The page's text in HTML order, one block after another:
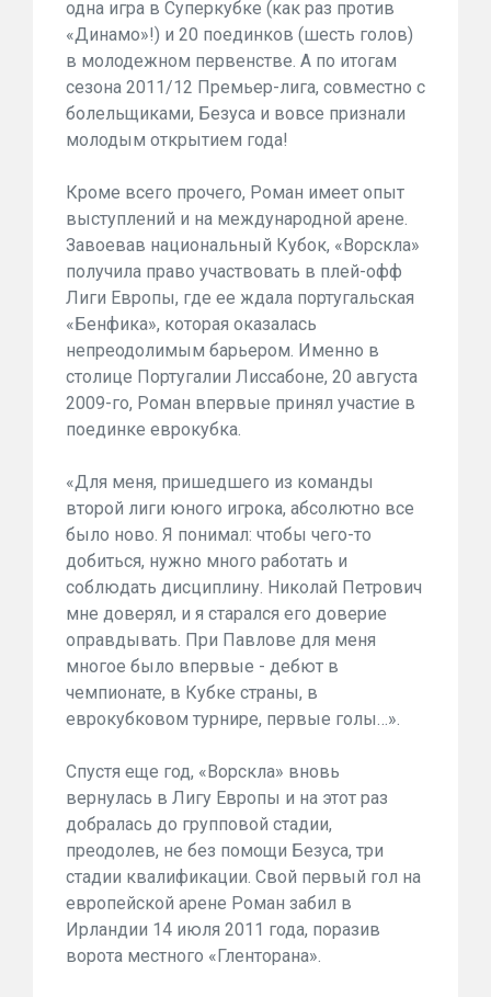
одна игра в Суперкубке (как раз против
«Динамо»!) и 20 поединков (шесть голов)
в молодежном первенстве. А по итогам
сезона 2011/12 Премьер-лига, совместно с
болельщиками, Безуса и вовсе признали
молодым открытием года!
Кроме всего прочего, Роман имеет опыт
выступлений и на международной арене.
Завоевав национальный Кубок, «Ворскла»
получила право участвовать в плей-офф
Лиги Европы, где ее ждала португальская
«Бенфика», которая оказалась
непреодолимым барьером. Именно в
столице Португалии Лиссабоне, 20 августа
2009-го, Роман впервые принял участие в
поединке еврокубка.
«Для меня, пришедшего из команды
второй лиги юного игрока, абсолютно все
было ново. Я понимал: чтобы чего-то
добиться, нужно много работать и
соблюдать дисциплину. Николай Петрович
мне доверял, и я старался его доверие
оправдывать. При Павлове для меня
многое было впервые - дебют в
чемпионате, в Кубке страны, в
еврокубковом турнире, первые голы…».
Спустя еще год, «Ворскла» вновь
вернулась в Лигу Европы и на этот раз
добралась до групповой стадии,
преодолев, не без помощи Безуса, три
стадии квалификации. Свой первый гол на
европейской арене Роман забил в
Ирландии 14 июля 2011 года, поразив
ворота местного «Гленторана».